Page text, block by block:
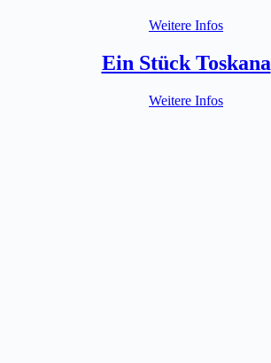
Weitere Infos
Ein Stück Toskana
Weitere Infos